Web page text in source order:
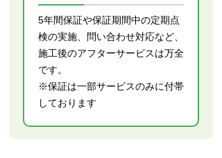
5年間保証や保証期間中の定期点
検の実施、問い合わせ対応など、
施工後のアフターサービスは万全
です。
※保証は一部サービスのみに付帯
しております